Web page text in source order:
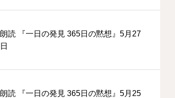
朗読 『一日の発見 365日の黙想』5月27
日
朗読 『一日の発見 365日の黙想』5月25